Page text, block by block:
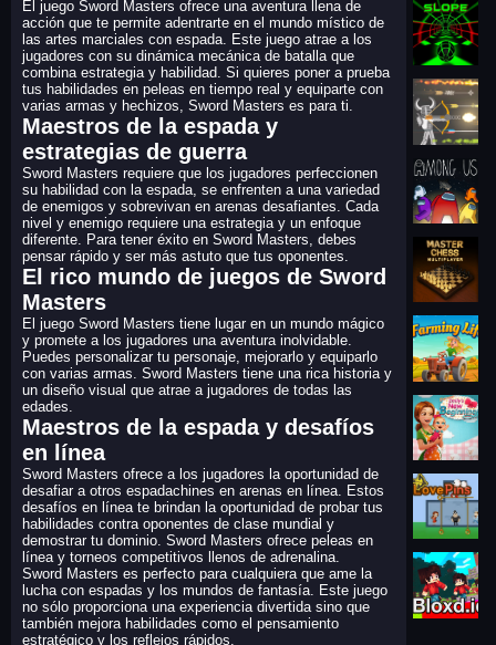
El juego Sword Masters ofrece una aventura llena de
acción que te permite adentrarte en el mundo místico de
las artes marciales con espada. Este juego atrae a los
jugadores con su dinámica mecánica de batalla que
combina estrategia y habilidad. Si quieres poner a prueba
tus habilidades en peleas en tiempo real y equiparte con
varias armas y hechizos, Sword Masters es para ti.
Maestros de la espada y
estrategias de guerra
Sword Masters requiere que los jugadores perfeccionen
su habilidad con la espada, se enfrenten a una variedad
de enemigos y sobrevivan en arenas desafiantes. Cada
nivel y enemigo requiere una estrategia y un enfoque
diferente. Para tener éxito en Sword Masters, debes
pensar rápido y ser más astuto que tus oponentes.
El rico mundo de juegos de Sword
Masters
El juego Sword Masters tiene lugar en un mundo mágico
y promete a los jugadores una aventura inolvidable.
Puedes personalizar tu personaje, mejorarlo y equiparlo
con varias armas. Sword Masters tiene una rica historia y
un diseño visual que atrae a jugadores de todas las
edades.
Maestros de la espada y desafíos
en línea
Sword Masters ofrece a los jugadores la oportunidad de
desafiar a otros espadachines en arenas en línea. Estos
desafíos en línea te brindan la oportunidad de probar tus
habilidades contra oponentes de clase mundial y
demostrar tu dominio. Sword Masters ofrece peleas en
línea y torneos competitivos llenos de adrenalina.
Sword Masters es perfecto para cualquiera que ame la
lucha con espadas y los mundos de fantasía. Este juego
no sólo proporciona una experiencia divertida sino que
también mejora habilidades como el pensamiento
estratégico y los reflejos rápidos.